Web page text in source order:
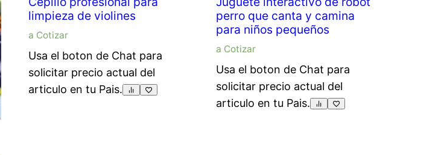
limpieza de violines
a Cotizar
Usa el boton de Chat para
solicitar precio actual del
articulo en tu Pais.
perro que canta y camina
para niños pequeños
a Cotizar
Usa el boton de Chat para
solicitar precio actual del
articulo en tu Pais.